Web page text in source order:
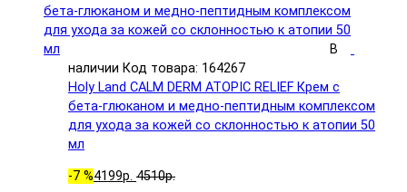
В
наличии Код товара: 164267
Holy Land CALM DERM ATOPIC RELIEF Крем с
бета-глюканом и медно-пептидным комплексом
для ухода за кожей со склонностью к атопии 50
мл
-7 %4199р. 4510р.